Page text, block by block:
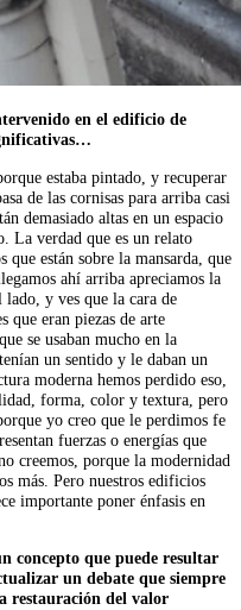
en el edificio de
estaba pintado, y recuperar
de las cornisas para arriba casi
demasiado altas en un espacio
La verdad que es un relato
están sobre la mansarda, que
ahí arriba apreciamos la
lado, y ves que la cara de
que eran piezas de arte
se usaban mucho en la
un sentido y le daban un
moderna hemos perdido eso,
forma, color y textura, pero
yo creo que le perdimos fe
fuerzas o energías que
creemos, porque la modernidad
más. Pero nuestros edificios
importante poner énfasis en
concepto que puede resultar
un debate que siempre
restauración del valor